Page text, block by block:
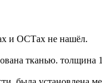
и ОСТах не нашёл.
тканью. толщина